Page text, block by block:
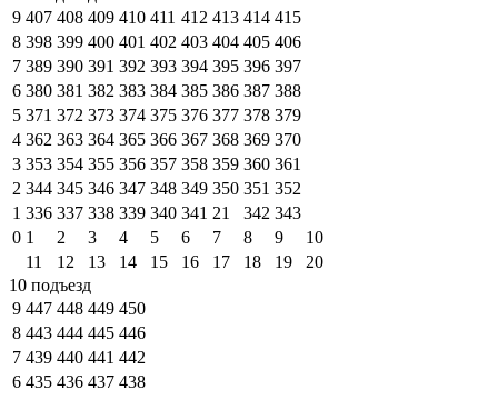
9 407 408 409 410 411 412 413 414 415
8 398 399 400 401 402 403 404 405 406
7 389 390 391 392 393 394 395 396 397
6 380 381 382 383 384 385 386 387 388
5 371 372 373 374 375 376 377 378 379
4 362 363 364 365 366 367 368 369 370
3 353 354 355 356 357 358 359 360 361
2 344 345 346 347 348 349 350 351 352
1 336 337 338 339 340 341 21 342 343
0 1 2 3 4 5 6 7 8 9
10
11
12 13 14 15 16 17 18 19
20
10 подъезд
9 447 448 449 450
8 443 444 445 446
7 439 440 441 442
6 435 436 437 438